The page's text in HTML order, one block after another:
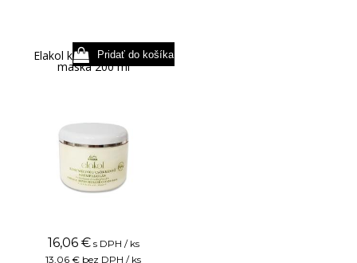
Elakol krémová pleťová
maska 200 ml
16,06 € s DPH / ks
13,06 € bez DPH / ks